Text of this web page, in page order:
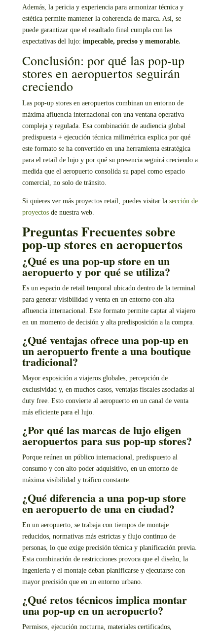
Además, la pericia y experiencia para armonizar técnica y
estética permite mantener la coherencia de marca. Así, se
puede garantizar que el resultado final cumpla con las
expectativas del lujo: impecable, preciso y memorable.
Conclusión: por qué las pop-up
stores en aeropuertos seguirán
creciendo
Las pop-up stores en aeropuertos combinan un entorno de
máxima afluencia internacional con una ventana operativa
compleja y regulada. Esa combinación de audiencia global
predispuesta + ejecución técnica milimétrica explica por qué
este formato se ha convertido en una herramienta estratégica
para el retail de lujo y por qué su presencia seguirá creciendo a
medida que el aeropuerto consolida su papel como espacio
comercial, no solo de tránsito.
Si quieres ver más proyectos retail, puedes visitar la sección de
proyectosde nuestra web.
Preguntas Frecuentes sobre
pop-up stores en aeropuertos
¿Qué es una pop-up store en un
aeropuerto y por qué se utiliza?
Es un espacio de retail temporal ubicado dentro de la terminal
para generar visibilidad y venta en un entorno con alta
afluencia internacional. Este formato permite captar al viajero
en un momento de decisión y alta predisposición a la compra.
¿Qué ventajas ofrece una pop-up en
un aeropuerto frente a una boutique
tradicional?
Mayor exposición a viajeros globales, percepción de
exclusividad y, en muchos casos, ventajas fiscales asociadas al
duty free. Esto convierte al aeropuerto en un canal de venta
más eficiente para el lujo.
¿Por qué las marcas de lujo eligen
aeropuertos para sus pop-up stores?
Porque reúnen un público internacional, predispuesto al
consumo y con alto poder adquisitivo, en un entorno de
máxima visibilidad y tráfico constante.
¿Qué diferencia a una pop-up store
en aeropuerto de una en ciudad?
En un aeropuerto, se trabaja con tiempos de montaje
reducidos, normativas más estrictas y flujo continuo de
personas, lo que exige precisión técnica y planificación previa.
Esta combinación de restricciones provoca que el diseño, la
ingeniería y el montaje deban planificarse y ejecutarse con
mayor precisión que en un entorno urbano.
¿Qué retos técnicos implica montar
una pop-up en un aeropuerto?
Permisos, ejecución nocturna, materiales certificados,